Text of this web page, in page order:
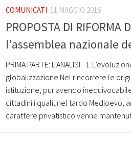
COMUNICATI 11 MAGGIO 2016
PROPOSTA DI
l'assemblea nazionale
PRIMA PARTE: L’ANALISI ­ ­ 1.
globalizzazione Nel rincorrere le
istituzione, pur avendo
cittadini i quali, nel tardo Medioevo,
carattere privatistico venne